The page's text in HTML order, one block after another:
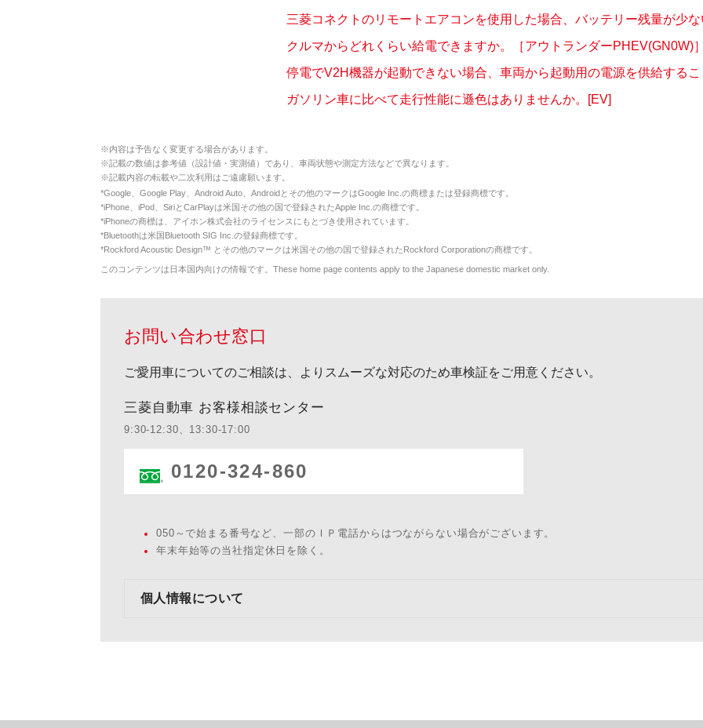
三菱コネクトのリモートエアコンを使用した場合、バッテリー残量が少な
クルマからどれくらい給電できますか。［アウトランダーPHEV(GN0W)］
停電でV2H機器が起動できない場合、車両から起動用の電源を供給するこ
ガソリン車に比べて走行性能に遜色はありませんか。[EV]
※内容は予告なく変更する場合があります。
※記載の数値は参考値（設計値・実測値）であり、車両状態や測定方法などで異なります。
※記載内容の転載や二次利用はご遠慮願います。
*Google、Google Play、Android Auto、Androidとその他のマークはGoogle Inc.の商標または登録商標です。
*iPhone、iPod、SiriとCarPlayは米国その他の国で登録されたApple Inc.の商標です。
*iPhoneの商標は、アイホン株式会社のライセンスにもとづき使用されています。
*Bluetoothは米国Bluetooth SIG Inc.の登録商標です。
*Rockford Acoustic Design™ とその他のマークは米国その他の国で登録されたRockford Corporationの商標です。
このコンテンツは日本国内向けの情報です。These home page contents apply to the Japanese domestic market only.
お問い合わせ窓口
ご愛用車についてのご相談は、よりスムーズな対応のため車検証をご用意ください。
三菱自動車 お客様相談センター
9:30-12:30、13:30-17:00
0120-324-860
050～で始まる番号など、一部のＩＰ電話からはつながらない場合がございます。
年末年始等の当社指定休日を除く。
個人情報について